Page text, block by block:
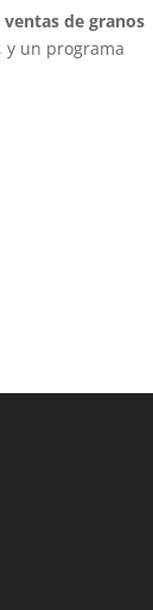
de granos
y un programa